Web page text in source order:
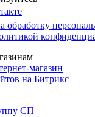
обработку
магазин
на Битрикс
СП